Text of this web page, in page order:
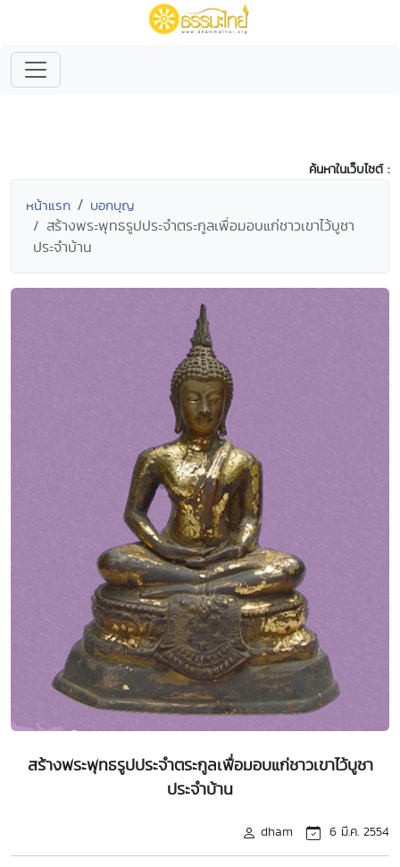
ค้นหาในเว็บไซต์ :
หน้าแรก บอกบุญ
สร้างพระพุทธรูปประจำตระกูลเพื่อมอบแก่ชาวเขาไว้บูชา
ประจำบ้าน
สร้างพระพุทธรูปประจำตระกูลเพื่อมอบแก่ชาวเขาไว้บูชา
ประจำบ้าน
dham 6 มี.ค. 2554